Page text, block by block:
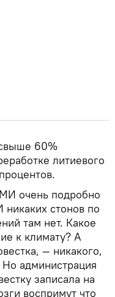
60%
литиевого
очень подробно
стонов по
там нет. Какое
к климату? А
— никакого,
администрация
записала на
воспримут что